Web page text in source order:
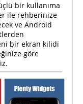
bir kullanıma
ile rehberinize
ve Android
bir ekran kilidi
göre